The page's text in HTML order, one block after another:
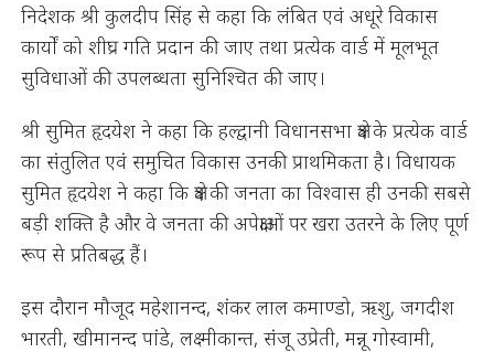
निदेशक श्री कुलदीप सिंह से कहा कि लंबित एवं अधूरे विकास
कार्यों को शीघ्र गति प्रदान की जाए तथा प्रत्येक वार्ड में मूलभूत
सुविधाओं की उपलब्धता सुनिश्चित की जाए।
श्री सुमित हृदयेश ने कहा कि हल्द्वानी विधानसभा क्षेत्र के प्रत्येक वार्ड
का संतुलित एवं समुचित विकास उनकी प्राथमिकता है। विधायक
सुमित हृदयेश ने कहा कि क्षेत्र की जनता का विश्वास ही उनकी सबसे
बड़ी शक्ति है और वे जनता की अपेक्षाओं पर खरा उतरने के लिए पूर्ण
रूप से प्रतिबद्ध हैं।
इस दौरान मौजूद महेशानन्द, शंकर लाल कमाण्डो, ऋशु, जगदीश
भारती, खीमानन्द पांडे, लक्ष्मीकान्त, संजू उप्रेती, मन्नू गोस्वामी,